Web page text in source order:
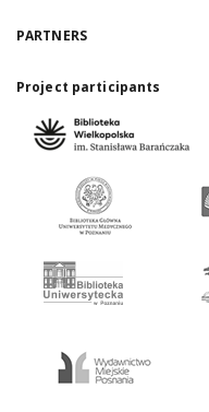
PARTNERS
Project participants